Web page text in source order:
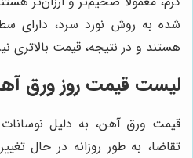
شده به روش نورد سرد، دارای
هستند و در نتیجه، قیمت بالاتری
لیست قیمت روز ورق آهن
قیمت ورق آهن، به دلیل
تقاضا، به طور روزانه در حال